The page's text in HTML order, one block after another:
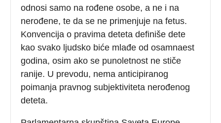
odnosi samo na rođene osobe, a ne i na
nerođene, te da se ne primenjuje na fetus.
Konvencija o pravima deteta definiše dete
kao svako ljudsko biće mlađe od osamnaest
godina, osim ako se punoletnost ne stiče
ranije. U prevodu, nema anticipiranog
poimanja pravnog subjektiviteta nerođenog
deteta.